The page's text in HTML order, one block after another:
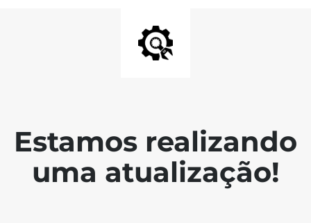
Estamos realizando
uma atualização!